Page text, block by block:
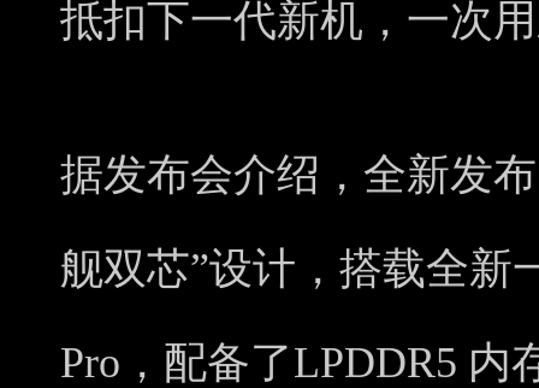
抵扣下一代新机，一次
据发布会介绍，全新发
舰双芯”设计，搭载全新
Pro，配备了LPDDR5 内